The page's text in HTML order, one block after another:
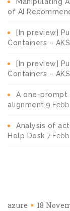
of AI
[In preview]
Containers –
[In preview]
Containers –
A one-prompt
alignment 9
Analysis of
Help Desk 7
azure 18